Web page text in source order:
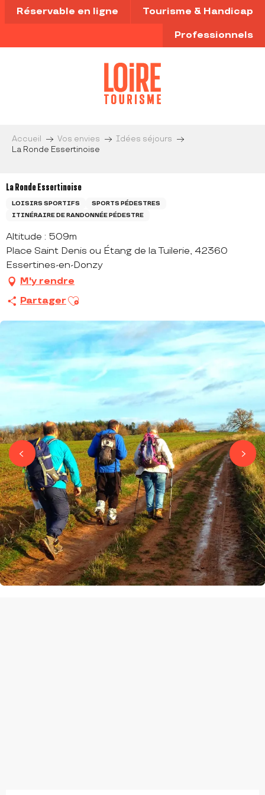
Aller
au
principal
Réservable en ligne Tourisme & Handicap
Professionnels
Accueil Vos envies
Idées séjours
La Ronde Essertinoise
La Ronde Essertinoise
LOISIRS SPORTIFS
SPORTS PÉDESTRES
ITINÉRAIRE DE RANDONNÉE PÉDESTRE
Altitude : 509m
Place Saint Denis ou Étang de la Tuilerie, 42360
Essertines-en-Donzy
M'y rendre
Partager Ajouter aux favoris